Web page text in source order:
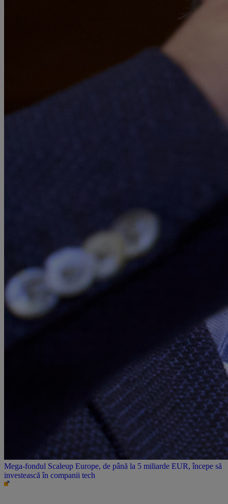
Mega-fondul Scaleup Europe, de până la 5 miliarde EUR, începe să
investească în companii tech